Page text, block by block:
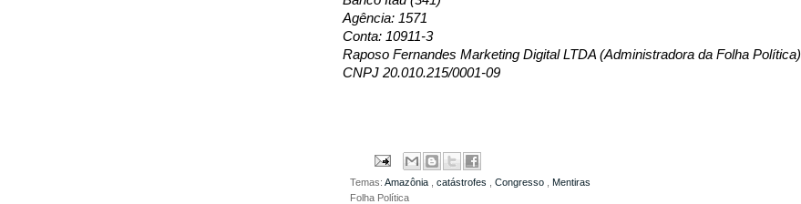
Agência: 1571
Conta: 10911-3
Raposo Fernandes Marketing Digital LTDA (Administradora da Folha Política)
CNPJ 20.010.215/0001-09
Temas: Amazônia catástrofes Congresso
Mentiras
Folha Política